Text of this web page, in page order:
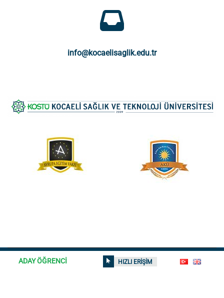
info@kocaelisaglik.edu.tr
Kocaeli Sağlık ve Teknoloji Üniversitesi
| Tüm hakları
HIZLI ERİŞİM
ADAY ÖĞRENCİ